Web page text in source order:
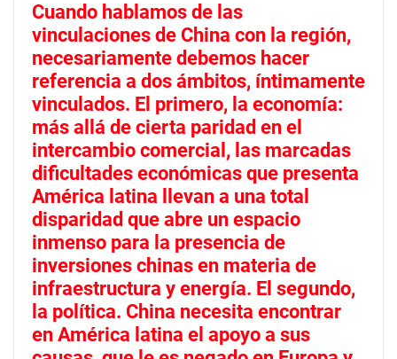
Cuando hablamos de las
vinculaciones de China con la región,
necesariamente debemos hacer
referencia a dos ámbitos, íntimamente
vinculados. El primero, la economía:
más allá de cierta paridad en el
intercambio comercial, las marcadas
dificultades económicas que presenta
América latina llevan a una total
disparidad que abre un espacio
inmenso para la presencia de
inversiones chinas en materia de
infraestructura y energía. El segundo,
la política. China necesita encontrar
en América latina el apoyo a sus